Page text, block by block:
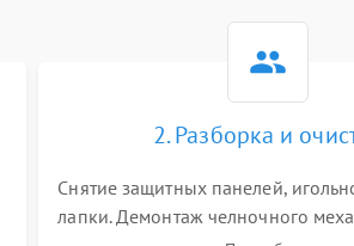
2. Разборка и
Снятие защитных панелей,
лапки. Демонтаж челночного